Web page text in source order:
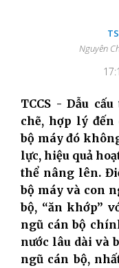
Nguyên
TCCS - Dẫu
chẽ, hợp lý
bộ máy đó
lực, hiệu quả
thể nâng lên.
bộ máy và con
bộ, “ăn khớp”
ngũ cán bộ
nước lâu dài và
ngũ cán bộ,